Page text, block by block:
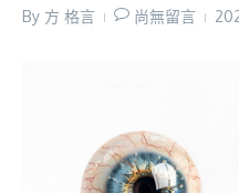
By 方 格言 尚無留言